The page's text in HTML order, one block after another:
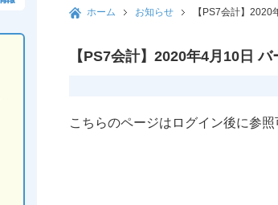
ホーム お知らせ 【PS7会計】
【PS7会計】2020年4月10日
こちらのページはログイン後に参